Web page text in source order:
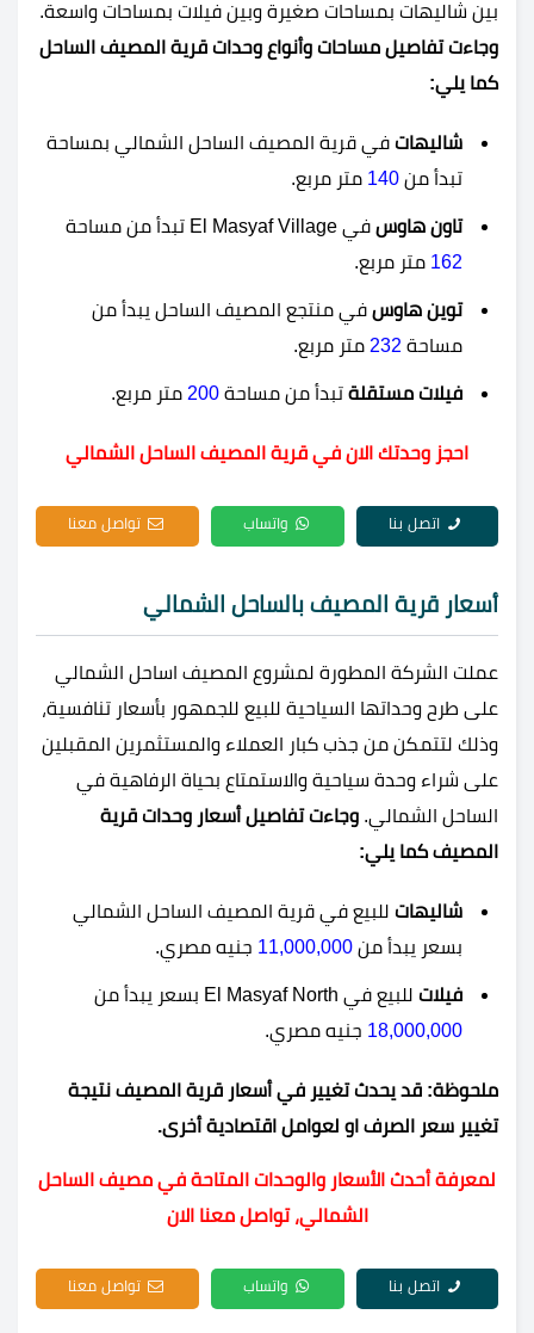
بين شاليهات بمساحات صغيرة وبين فيلات بمساحات واسعة.
وجاءت تفاصيل مساحات وأنواع وحدات قرية المصيف الساحل
كما يلي:
شاليهات في قرية المصيف الساحل الشمالي بمساحة
تبدأ من 140 متر مربع.
تاون هاوس في El Masyaf Village تبدأ من مساحة
162 متر مربع.
توين هاوس في منتجع المصيف الساحل يبدأ من
مساحة 232 متر مربع.
فيلات مستقلة تبدأ من مساحة 200 متر مربع.
احجز وحدتك الان في قرية المصيف الساحل الشمالي
اتصل بنا واتساب تواصل معنا
أسعار قرية المصيف بالساحل الشمالي
عملت الشركة المطورة لمشروع المصيف اساحل الشمالي
على طرح وحداتها السياحية للبيع للجمهور بأسعار تنافسية،
وذلك لتتمكن من جذب كبار العملاء والمستثمرين المقبلين
على شراء وحدة سياحية والاستمتاع بحياة الرفاهية في
الساحل الشمالي. وجاءت تفاصيل أسعار وحدات قرية
المصيف كما يلي:
شاليهات للبيع في قرية المصيف الساحل الشمالي
بسعر يبدأ من 11,000,000 جنيه مصري.
فيلات للبيع في El Masyaf North بسعر يبدأ من
18,000,000 جنيه مصري.
ملحوظة: قد يحدث تغيير في أسعار قرية المصيف نتيجة
تغيير سعر الصرف او لعوامل اقتصادية أخرى.
لمعرفة أحدث الأسعار والوحدات المتاحة في مصيف الساحل
الشمالي، تواصل معنا الان
اتصل بنا واتساب تواصل معنا